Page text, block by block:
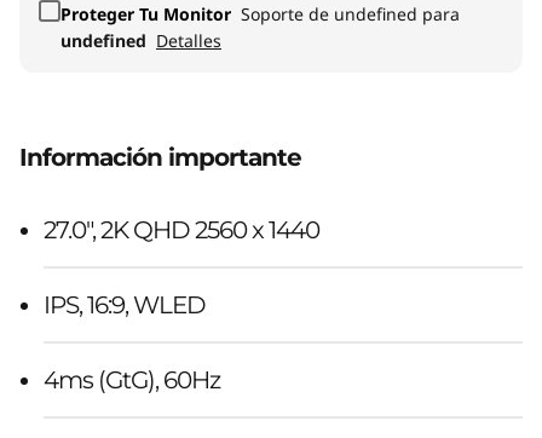
Proteger Tu Monitor Soporte de undefined para
undefined Detalles
Información importante
27.0", 2K QHD 2560 x 1440
IPS, 16:9, WLED
4ms (GtG), 60Hz